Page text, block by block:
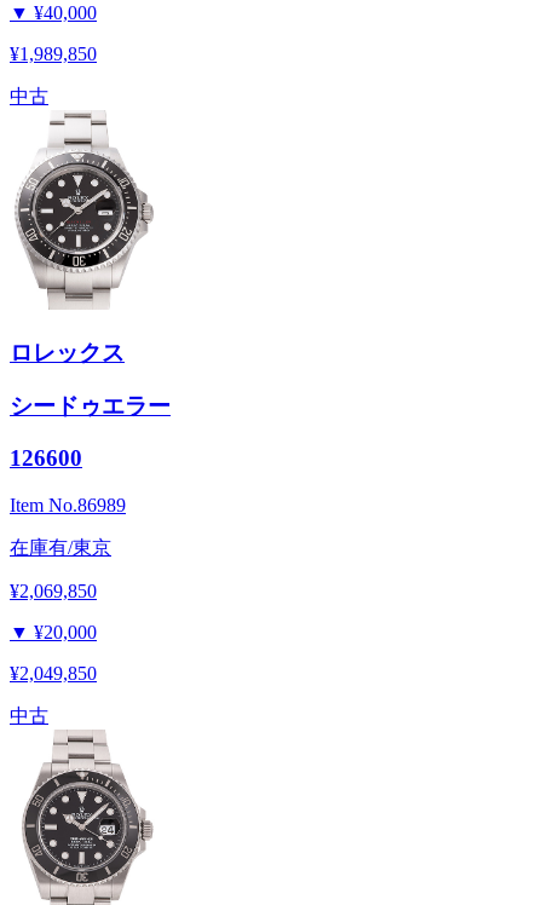
▼ ¥40,000
¥1,989,850
中古
ロレックス
シードゥエラー
126600
Item No.86989
在庫有/東京
¥2,069,850
▼ ¥20,000
¥2,049,850
中古